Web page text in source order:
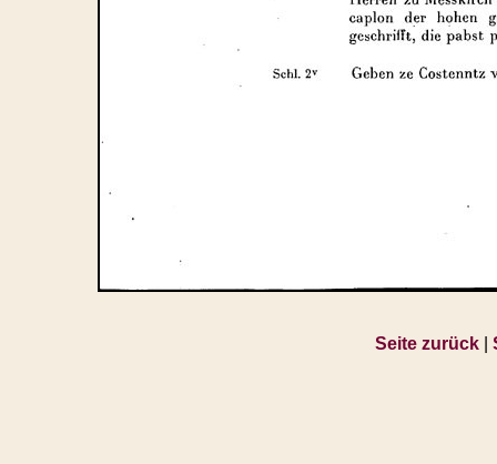
Seite zurück|